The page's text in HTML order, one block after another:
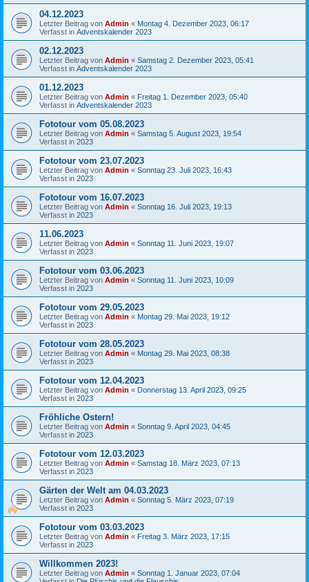
04.12.2023
Letzter Beitrag von Admin « Montag 4. Dezember 2023, 06:17
Verfasst in Adventskalender 2023
02.12.2023
Letzter Beitrag von Admin « Samstag 2. Dezember 2023, 05:41
Verfasst in Adventskalender 2023
01.12.2023
Letzter Beitrag von Admin « Freitag 1. Dezember 2023, 05:40
Verfasst in Adventskalender 2023
Fototour vom 05.08.2023
Letzter Beitrag von Admin « Samstag 5. August 2023, 19:54
Verfasst in 2023
Fototour vom 23.07.2023
Letzter Beitrag von Admin « Sonntag 23. Juli 2023, 16:43
Verfasst in 2023
Fototour vom 16.07.2023
Letzter Beitrag von Admin « Sonntag 16. Juli 2023, 19:13
Verfasst in 2023
11.06.2023
Letzter Beitrag von Admin « Sonntag 11. Juni 2023, 19:07
Verfasst in 2023
Fototour vom 03.06.2023
Letzter Beitrag von Admin « Sonntag 11. Juni 2023, 10:09
Verfasst in 2023
Fototour vom 29.05.2023
Letzter Beitrag von Admin « Montag 29. Mai 2023, 19:12
Verfasst in 2023
Fototour vom 28.05.2023
Letzter Beitrag von Admin « Montag 29. Mai 2023, 08:38
Verfasst in 2023
Fototour vom 12.04.2023
Letzter Beitrag von Admin « Donnerstag 13. April 2023, 09:25
Verfasst in 2023
Fröhliche Ostern!
Letzter Beitrag von Admin « Sonntag 9. April 2023, 04:45
Verfasst in 2023
Fototour vom 12.03.2023
Letzter Beitrag von Admin « Samstag 18. März 2023, 07:13
Verfasst in 2023
Gärten der Welt am 04.03.2023
Letzter Beitrag von Admin « Sonntag 5. März 2023, 07:19
Verfasst in 2023
Fototour vom 03.03.2023
Letzter Beitrag von Admin « Freitag 3. März 2023, 17:15
Verfasst in 2023
Willkommen 2023!
Letzter Beitrag von Admin « Sonntag 1. Januar 2023, 07:04